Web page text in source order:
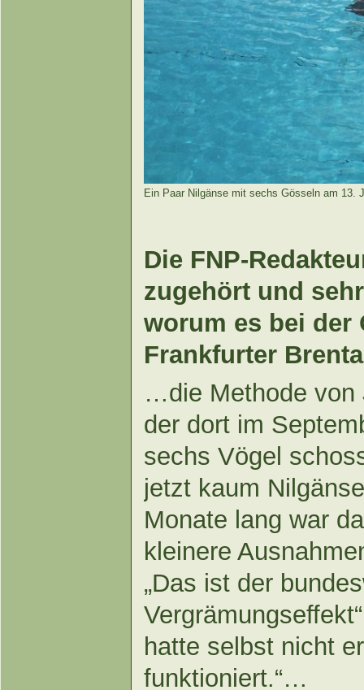
Ein Paar Nilgänse mit sechs Gösseln am 13.
Die FNP-
zugehört und
worum es bei der
Frankfurter
…die Methode von
der dort im
sechs Vögel
jetzt kaum
Monate lang war
kleinere
„Das ist der
hatte selbst nicht
funktioniert.“…